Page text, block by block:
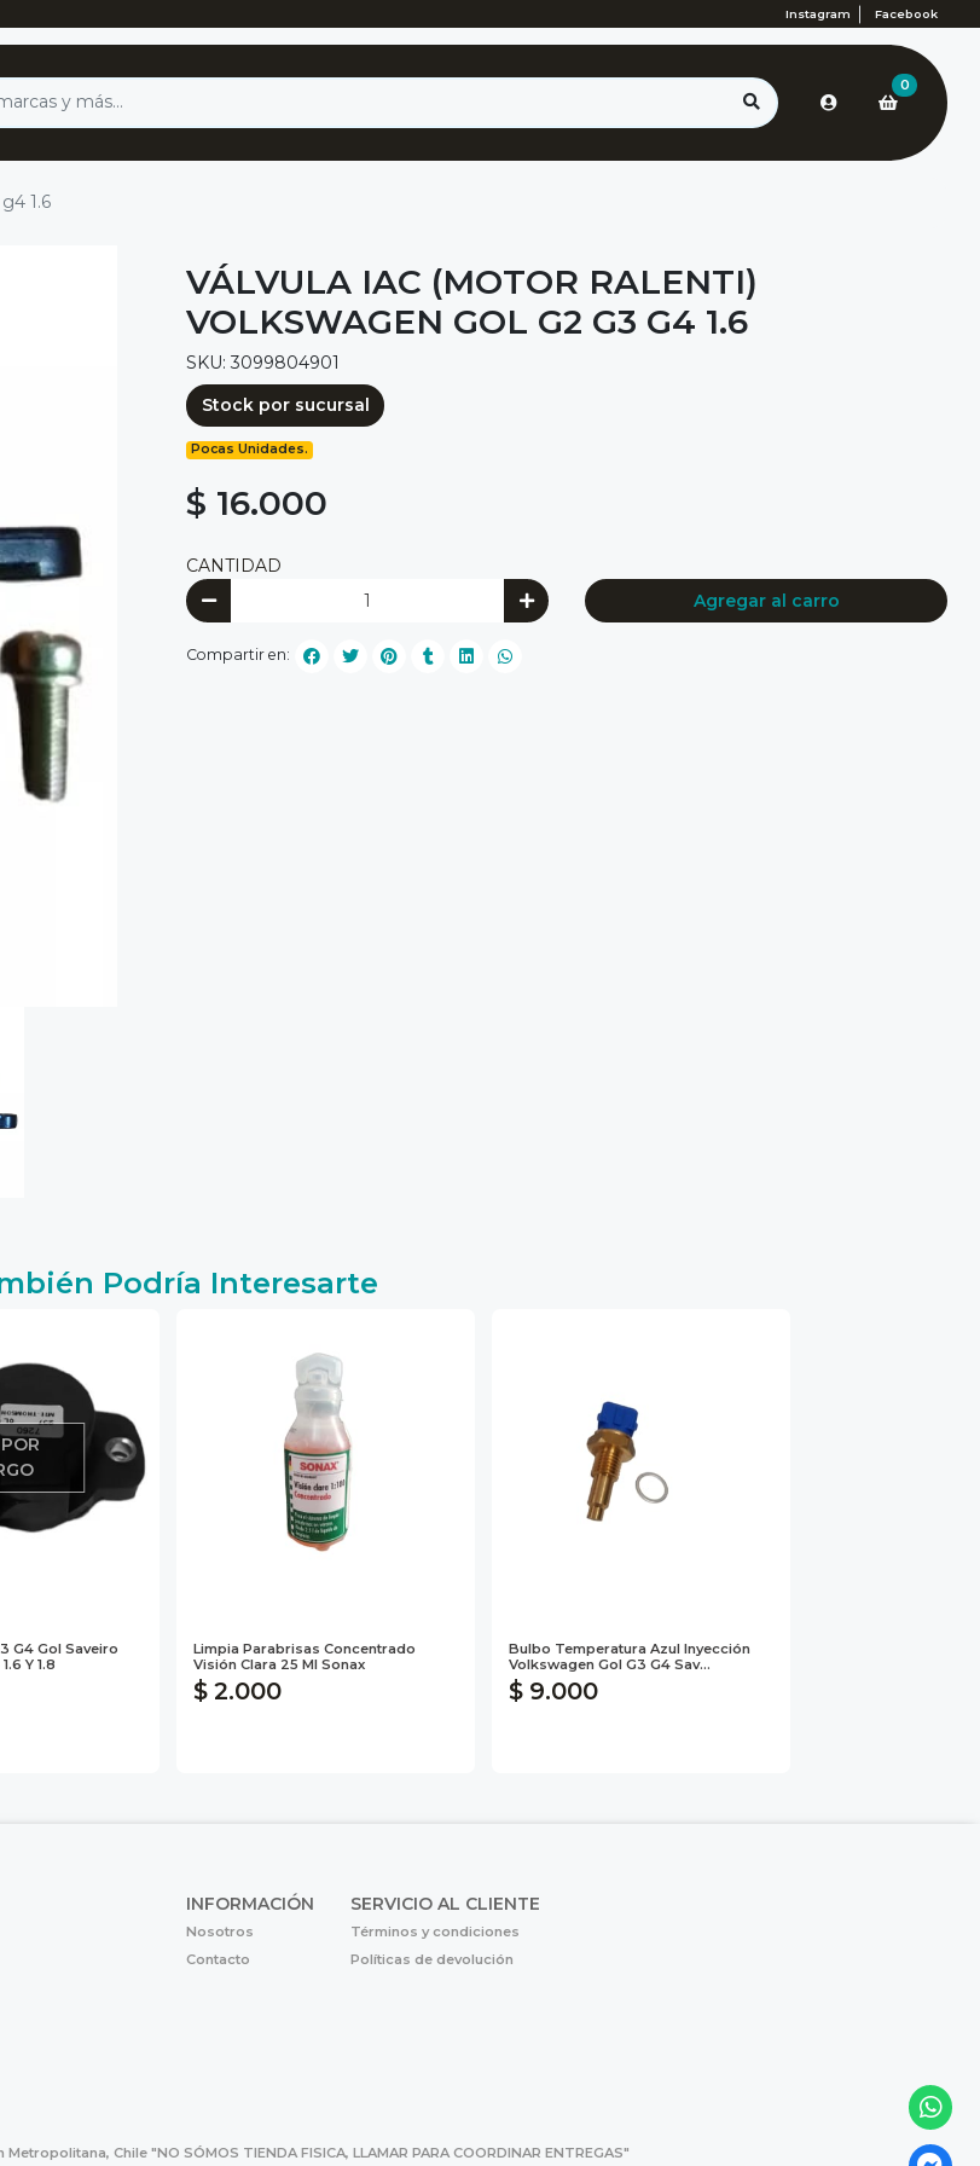
Instagram Facebook
0
1.6
VÁLVULA IAC (MOTOR RALENTI)
VOLKSWAGEN GOL G2 G3 G4 1.6
SKU: 3099804901
Stock por sucursal
Pocas Unidades.
$ 16.000
CANTIDAD
Agregar al carro
Compartir en:
Podría Interesarte
G4 Gol Saveiro
Y 1.8
Limpia Parabrisas Concentrado
Visión Clara 25 Ml Sonax
$ 2.000
Bulbo Temperatura Azul Inyección
Volkswagen Gol G3 G4 Sav...
$ 9.000
INFORMACIÓN
Nosotros
Contacto
SERVICIO AL CLIENTE
Términos y condiciones
Políticas de devolución
Chile "NO SÓMOS TIENDA FISICA, LLAMAR PARA COORDINAR ENTREGAS"